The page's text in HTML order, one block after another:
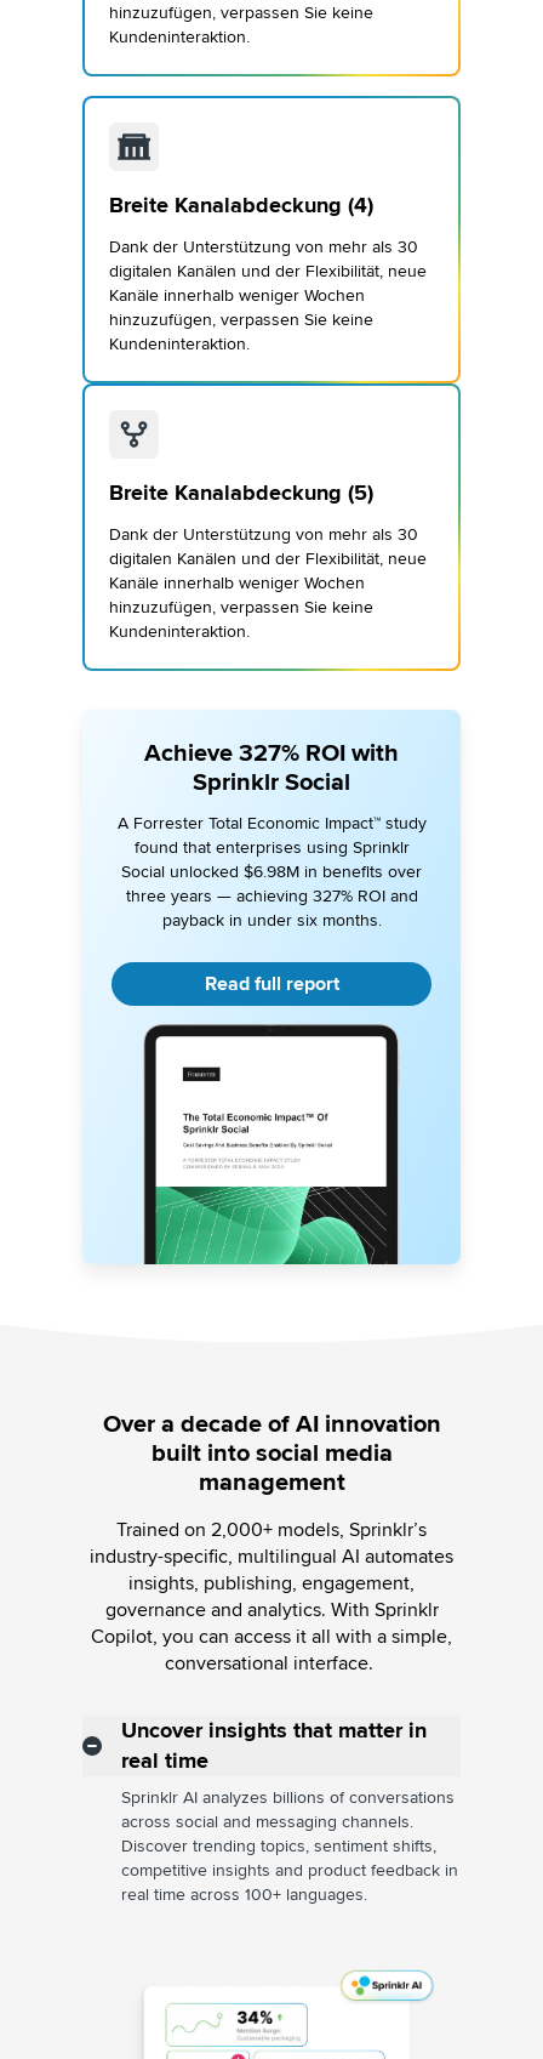
hinzuzufügen, verpassen Sie keine
Kundeninteraktion.
Breite Kanalabdeckung (4)
Dank der Unterstützung von mehr als 30
digitalen Kanälen und der Flexibilität, neue
Kanäle innerhalb weniger Wochen
hinzuzufügen, verpassen Sie keine
Kundeninteraktion.
Breite Kanalabdeckung (5)
Dank der Unterstützung von mehr als 30
digitalen Kanälen und der Flexibilität, neue
Kanäle innerhalb weniger Wochen
hinzuzufügen, verpassen Sie keine
Kundeninteraktion.
Achieve 327% ROI with
Sprinklr Social
A Forrester Total Economic Impact™ study
found that enterprises using Sprinklr
Social unlocked $6.98M in benefits over
three years — achieving 327% ROI and
payback in under six months.
Read full report
Over a decade of AI innovation
built into social media
management
Trained on 2,000+ models, Sprinklr’s
industry-specific, multilingual AI automates
insights, publishing, engagement,
governance and analytics. With Sprinklr
Copilot, you can access it all with a simple,
conversational interface.
Uncover insights that matter in
real time
Sprinklr AI analyzes billions of conversations
across social and messaging channels.
Discover trending topics, sentiment shifts,
competitive insights and product feedback in
real time across 100+ languages.